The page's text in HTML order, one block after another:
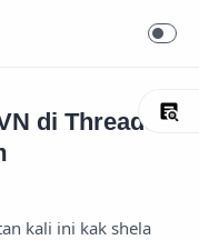
di Threads
kali ini kak shela